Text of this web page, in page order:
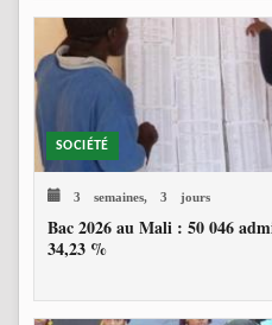
SOCIÉTÉ
3 semaines, 3 jours
Bac 2026 au Mali : 50 046
34,23 %